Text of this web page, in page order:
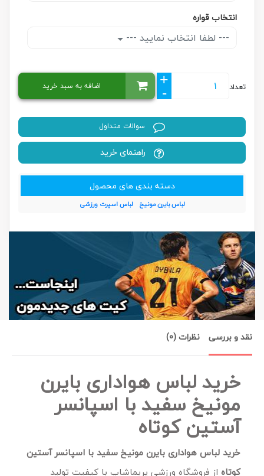
انتخاب قواره
--- لطفا انتخاب نمایید ---
تعداد
+
-
اضافه به سبد خرید
سوالات متداول
راهنمای خرید
دسته بندی های محصول
لباس بایرن مونیخ لباس اسپرت ورزشی
نقد و بررسی نظرات (0)
خرید لباس هواداری بایرن
مونیخ سفید با اسپانسر
آستین کوتاه
خرید لباس هواداری بایرن مونیخ سفید با اسپانسر آستین
کوتاه از فروشگاه ورزشی پریماشاپ با کیفیت تولید